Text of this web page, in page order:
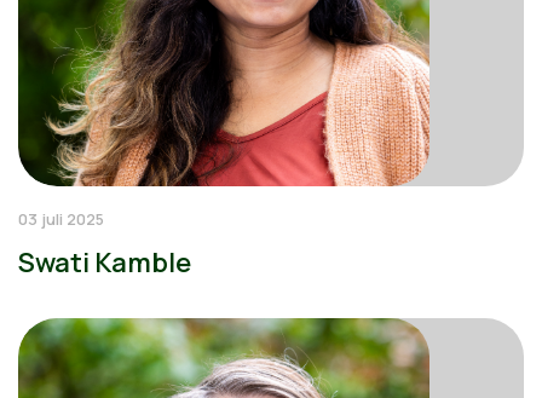
03 juli 2025
Swati Kamble